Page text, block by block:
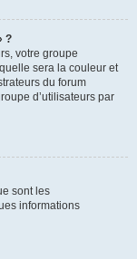
?
votre groupe
sera la couleur et
du forum
d’utilisateurs par
sont les
informations